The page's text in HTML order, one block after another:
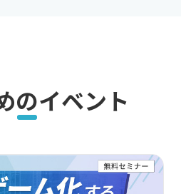
のイベント